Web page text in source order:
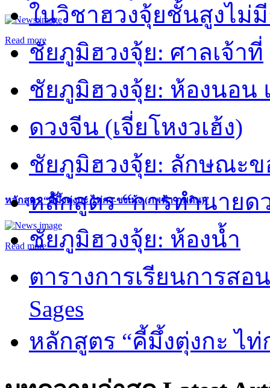
Read more
หลักสูตร “คี้มึ้งตุ่งกะ ไท่กง-ขงเม้ง (ภพฟ้า ภพดิน)”
Read more
ในวิชาฮวงจุ้ยชั้นสูงไม่
ชัยภูมิฮวงจุ้ย: ศาลเจ้าที่
ชัยภูมิฮวงจุ้ย: ห้องนอน
ดวงจีน (เจี่ยโหงวเฮ้ง)
ชัยภูมิฮวงจุ้ย: ลักษณะ
หลักสูตร “การทำนายด
ชัยภูมิฮวงจุ้ย: ห้องน้ำ
ตารางการเรียนการส
Sages
หลักสูตร “คี้มึ้งตุ่งกะ ไ